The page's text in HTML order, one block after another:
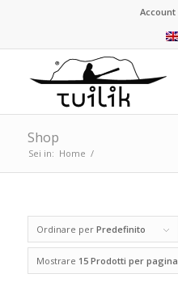
Account
Shop
Sei in: Home /
Ordinare per Predefinito
Mostrare 15 Prodotti per pagina